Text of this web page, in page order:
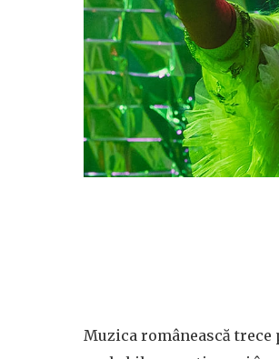
Muzica românească